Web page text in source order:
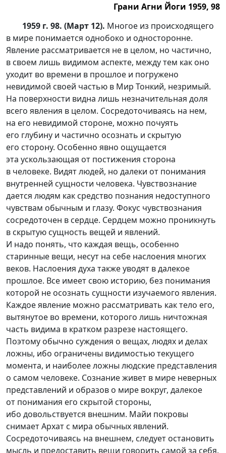
Грани Агни Йоги 1959, 98
1959 г. 98. (Март 12). Многое из происходящего
в мире понимается однобоко и односторонне.
Явление рассматривается не в целом, но частично,
в своем лишь видимом аспекте, между тем как оно
уходит во времени в прошлое и погружено
невидимой своей частью в Мир Тонкий, незримый.
На поверхности видна лишь незначительная доля
всего явления в целом. Сосредоточиваясь на нем,
на его невидимой стороне, можно почуять
его глубину и частично осознать и скрытую
его сторону. Особенно явно ощущается
эта ускользающая от постижения сторона
в человеке. Видят людей, но далеки от понимания
внутренней сущности человека. Чувствознание
дается людям как средство познания недоступного
чувствам обычным и глазу. Фокус чувствознания
сосредоточен в сердце. Сердцем можно проникнуть
в скрытую сущность вещей и явлений.
И надо понять, что каждая вещь, особенно
старинные вещи, несут на себе наслоения многих
веков. Наслоения духа также уводят в далекое
прошлое. Все имеет свою историю, без понимания
которой не осознать сущности изучаемого явления.
Каждое явление можно рассматривать как тело его,
вытянутое во времени, которого лишь ничтожная
часть видима в кратком разрезе настоящего.
Поэтому обычно суждения о вещах, людях и делах
ложны, ибо ограничены видимостью текущего
момента, и наиболее ложны людские представления
о самом человеке. Сознание живет в мире неверных
представлений и образов о мире вокруг, далекое
от понимания его скрытой стороны,
ибо довольствуется внешним. Майи покровы
снимает Архат с мира обычных явлений.
Сосредоточиваясь на внешнем, следует остановить
мысль и предоставить вещи говорить самой за себя.